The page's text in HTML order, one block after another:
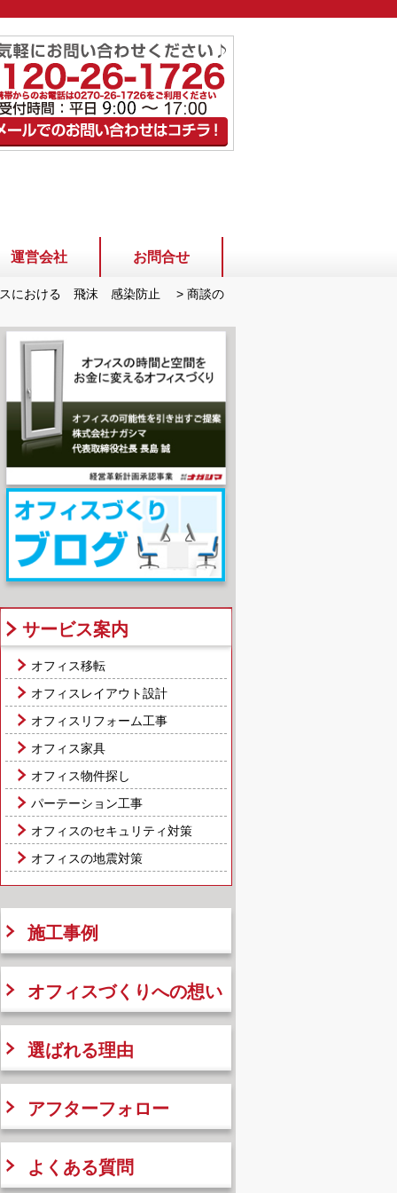
運営会社 お問合せ
スにおける 飛沫 感染防止 > 商談の
サービス案内
オフィス移転
オフィスレイアウト設計
オフィスリフォーム工事
オフィス家具
オフィス物件探し
パーテーション工事
オフィスのセキュリティ対策
オフィスの地震対策
施工事例
オフィスづくりへの想い
選ばれる理由
アフターフォロー
よくある質問